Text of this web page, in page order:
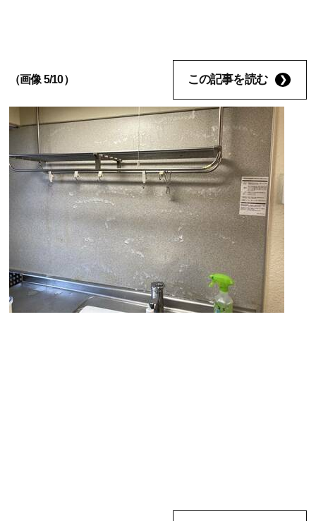
（画像 5/10） この記事を読む